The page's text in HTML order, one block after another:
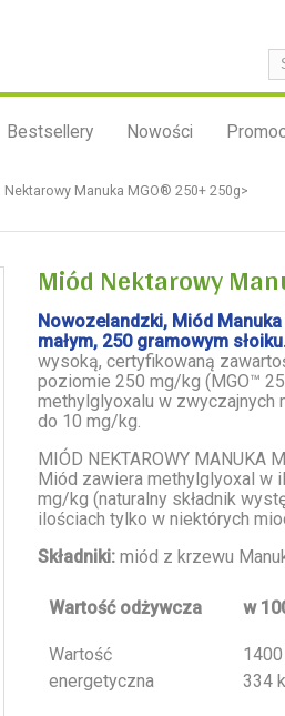
Bestsellery Nowości
Nektarowy Manuka MGO® 250+ 250g>
Miód Nektarowy
Nowozelandzki, Miód Manuka
małym, 250 gramowym
wysoką, certyfikowaną
poziomie 250 mg/kg (MGO™
methylglyoxalu w zwyczajnych
do 10 mg/kg.
MIÓD NEKTAROWY MANUKA
Miód zawiera methylglyoxal w
mg/kg (naturalny składnik
ilościach tylko w niektórych
Składniki: miód z krzewu
Wartość odżywcza w
Wartość
energetyczna
334